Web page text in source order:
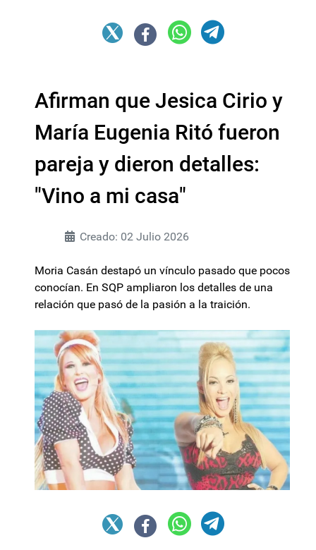
Afirman que Jesica Cirio y
María Eugenia Ritó fueron
pareja y dieron detalles:
"Vino a mi casa"
Creado: 02 Julio 2026
Moria Casán destapó un vínculo pasado que pocos
conocían. En SQP ampliaron los detalles de una
relación que pasó de la pasión a la traición.